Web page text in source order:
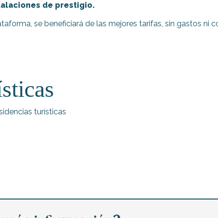
de prestigio.
se beneficiará de las mejores tarifas, sin gastos ni
turísticas